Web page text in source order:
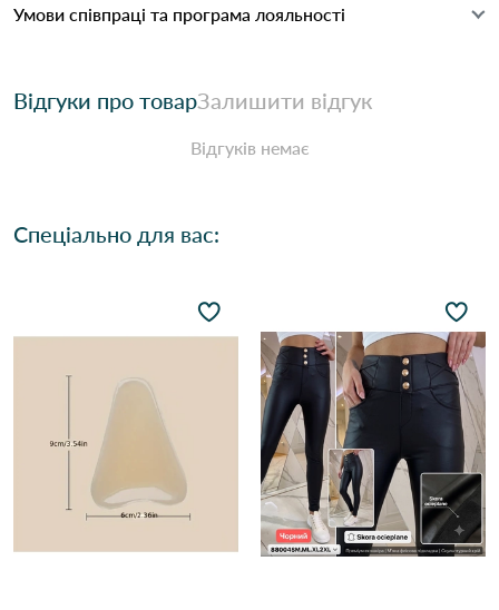
Умови співпраці та програма лояльності
Відгуки про товарЗалишити відгук
Відгуків немає
Спеціально для вас: